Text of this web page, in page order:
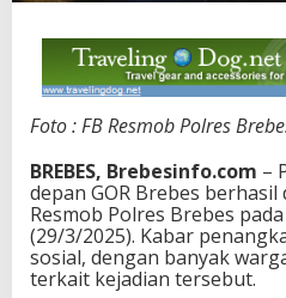
Foto : FB Resmob Polres
BREBES, Brebesinfo.com –
depan GOR Brebes
Resmob Polres Brebes
(29/3/2025). Kabar
sosial, dengan banyak
terkait kejadian tersebut.